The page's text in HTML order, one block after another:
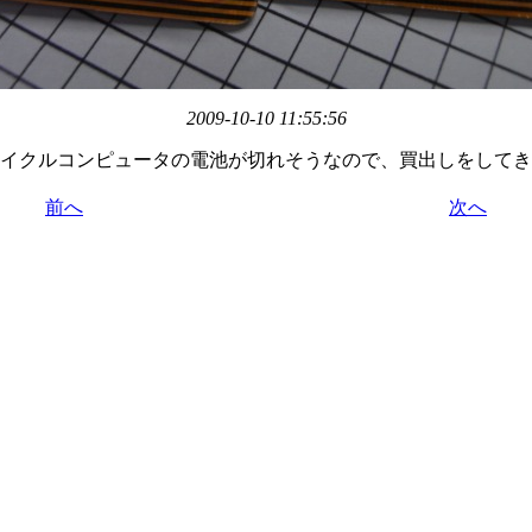
2009-10-10 11:55:56
クルコンピュータの電池が切れそうなので、買出しをして
前へ 次へ